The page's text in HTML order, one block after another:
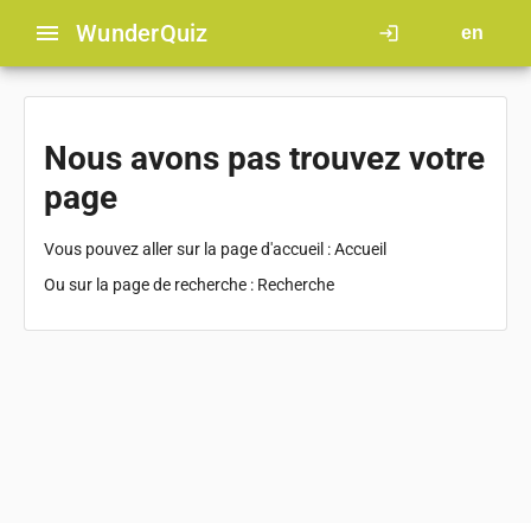
menu WunderQuiz login en
Nous avons pas trouvez votre
page
Vous pouvez aller sur la page d'accueil :Accueil
Ou sur la page de recherche : Recherche